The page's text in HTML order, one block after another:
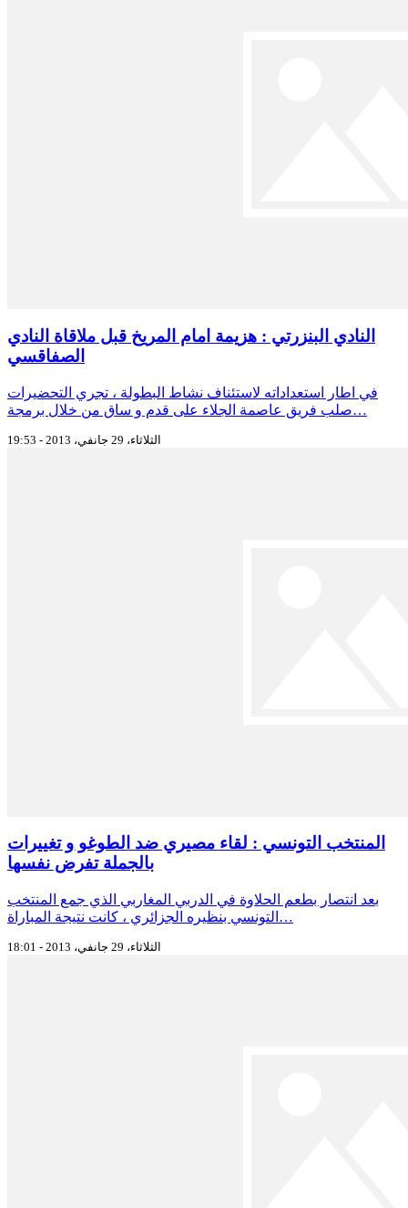
النادي البنزرتي : هزيمة امام المريخ قبل ملاقاة النادي
الصفاقسي
في اطار استعداداته لاستئناف نشاط البطولة ، تجري التحضيرات
صلب فريق عاصمة الجلاء على قدم و ساق من خلال برمجة…
الثلاثاء، 29 جانفي، 2013 - 19:53
المنتخب التونسي : لقاء مصيري ضد الطوغو و تغييرات
بالجملة تفرض نفسها
بعد انتصار بطعم الحلاوة في الدربي المغاربي الذي جمع المنتخب
التونسي بنظيره الجزائري ، كانت نتيجة المباراة…
الثلاثاء، 29 جانفي، 2013 - 18:01